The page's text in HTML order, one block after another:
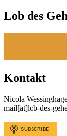
Lob des
Kontakt
Nicola Wessinghage
mail[at]lob-des-